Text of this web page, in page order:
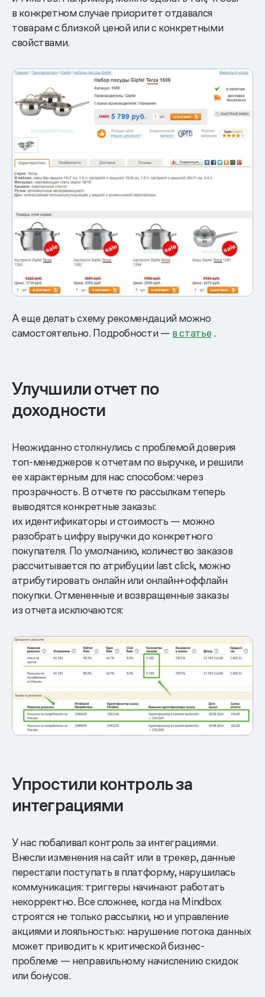
в конкретном случае приоритет отдавался
товарам с близкой ценой или с конкретными
свойствами.
А еще делать схему рекомендаций можно
самостоятельно. Подробности — в статье .
Улучшили отчет по
доходности
Неожиданно столкнулись с проблемой доверия
топ-менеджеров к отчетам по выручке, и решили
ее характерным для нас способом: через
прозрачность. В отчете по рассылкам теперь
выводятся конкретные заказы:
их идентификаторы и стоимость — можно
разобрать цифру выручки до конкретного
покупателя. По умолчанию, количество заказов
рассчитывается по атрибуции last click, можно
атрибутировать онлайн или онлайн+оффлайн
покупки. Отмененные и возвращенные заказы
из отчета исключаются:
Упростили контроль за
интеграциями
У нас побаливал контроль за интеграциями.
Внесли изменения на сайт или в трекер, данные
перестали поступать в платформу, нарушилась
коммуникация: триггеры начинают работать
некорректно. Все сложнее, когда на Mindbox
строятся не только рассылки, но и управление
акциями и лояльностью: нарушение потока данных
может приводить к критической бизнес-
проблеме — неправильному начислению скидок
или бонусов.